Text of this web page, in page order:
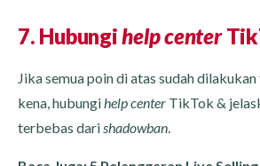
7. Hubungihelp center
Jika semua poin di atas sudah
kena, hubungihelp center TikTok &
terbebas darishadowban.